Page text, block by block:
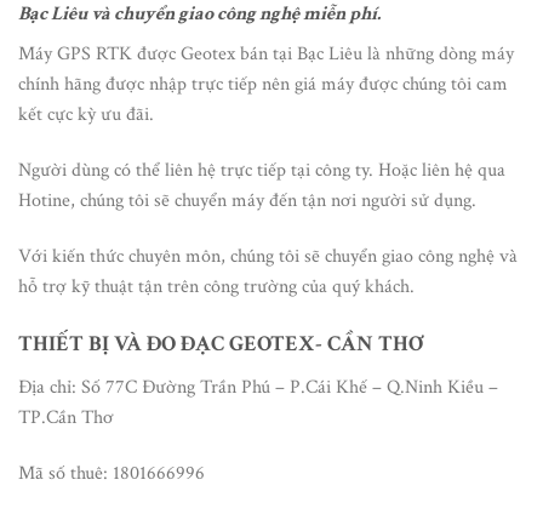
Bạc Liêu và chuyển giao công nghệ miễn phí.
Máy GPS RTK được Geotex bán tại Bạc Liêu là những dòng máy
chính hãng được nhập trực tiếp nên giá máy được chúng tôi cam
kết cực kỳ ưu đãi.
Người dùng có thể liên hệ trực tiếp tại công ty. Hoặc liên hệ qua
Hotine, chúng tôi sẽ chuyển máy đến tận nơi người sử dụng.
Với kiến thức chuyên môn, chúng tôi sẽ chuyển giao công nghệ và
hỗ trợ kỹ thuật tận trên công trường của quý khách.
THIẾT BỊ VÀ ĐO ĐẠC GEOTEX- CẦN THƠ
Địa chỉ: Số 77C Đường Trần Phú – P.Cái Khế – Q.Ninh Kiều –
TP.Cần Thơ
Mã số thuê: 1801666996